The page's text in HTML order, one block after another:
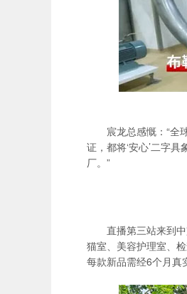
宸龙总感慨：“全
证，都将‘安心’二字
厂。”
直播第三站来到
猫室、美容护理室、
每款新品需经6个月真